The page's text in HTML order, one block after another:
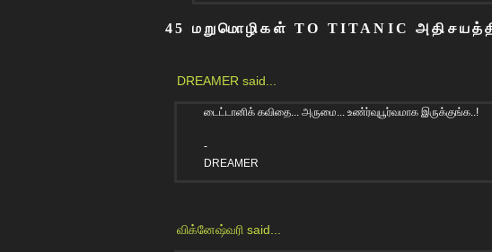
45 மறுமொழிகள் TO TITANIC
DREAMER said...
டைட்டானிக் கவிதை... அருமை... உண்ர்வுபூர்வமாக இருக்குங்க..!
-
DREAMER
விக்னேஷ்வரி said...